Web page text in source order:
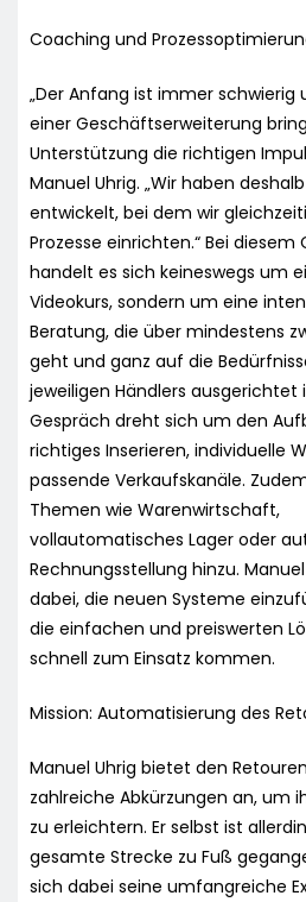
Coaching und
„Der Anfang ist immer schwierig
einer Geschäftserweiterung
Unterstützung die richtigen
Manuel Uhrig. „Wir haben
entwickelt, bei dem wir
Prozesse einrichten.“ Bei diesem
handelt es sich keineswegs um
Videokurs, sondern um eine
Beratung, die über mindestens
geht und ganz auf die
jeweiligen Händlers ausgerichtet
Gespräch dreht sich um den
richtiges Inserieren, individuelle
passende Verkaufskanäle.
Themen wie Warenwirtschaft,
vollautomatisches Lager oder
Rechnungsstellung hinzu.
dabei, die neuen Systeme
die einfachen und preiswerten
schnell zum Einsatz kommen.
Mission: Automatisierung des
Manuel Uhrig bietet den
zahlreiche Abkürzungen an, um
zu erleichtern. Er selbst ist
gesamte Strecke zu Fuß
sich dabei seine umfangreiche